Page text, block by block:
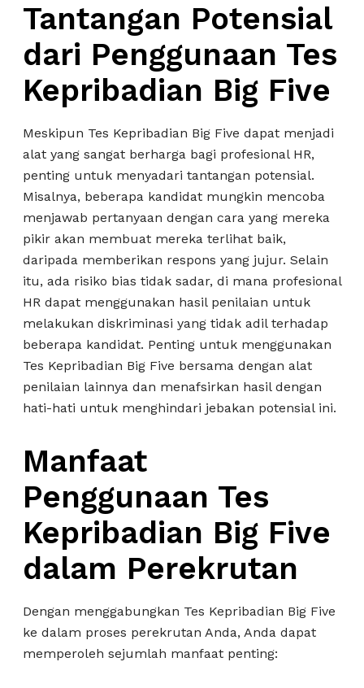
Tantangan Potensial
dari Penggunaan Tes
Kepribadian Big Five
Meskipun Tes Kepribadian Big Five dapat menjadi
alat yang sangat berharga bagi profesional HR,
penting untuk menyadari tantangan potensial.
Misalnya, beberapa kandidat mungkin mencoba
menjawab pertanyaan dengan cara yang mereka
pikir akan membuat mereka terlihat baik,
daripada memberikan respons yang jujur. Selain
itu, ada risiko bias tidak sadar, di mana profesional
HR dapat menggunakan hasil penilaian untuk
melakukan diskriminasi yang tidak adil terhadap
beberapa kandidat. Penting untuk menggunakan
Tes Kepribadian Big Five bersama dengan alat
penilaian lainnya dan menafsirkan hasil dengan
hati-hati untuk menghindari jebakan potensial ini.
Manfaat
Penggunaan Tes
Kepribadian Big Five
dalam Perekrutan
Dengan menggabungkan Tes Kepribadian Big Five
ke dalam proses perekrutan Anda, Anda dapat
memperoleh sejumlah manfaat penting: